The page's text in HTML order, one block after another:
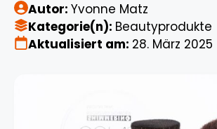
Autor: Yvonne Matz
Kategorie(n): Beautyprodukte
Aktualisiert am: 28. März 2025